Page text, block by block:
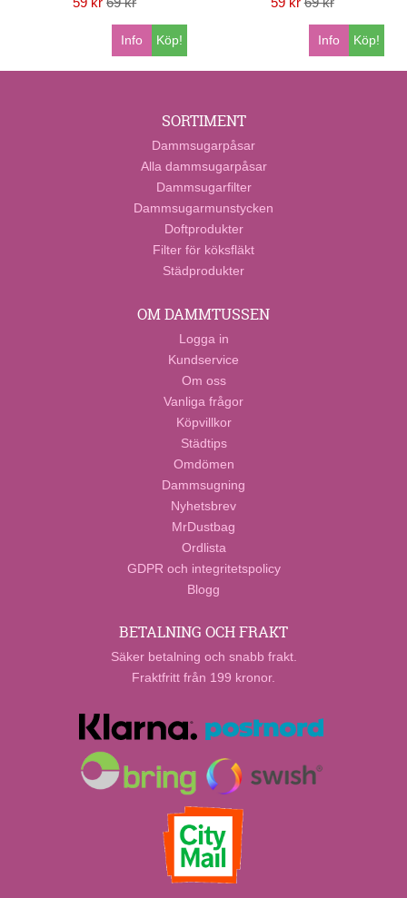
Köp!
Info Köp!
Info
SORTIMENT
Dammsugarpåsar
Alla dammsugarpåsar
Dammsugarfilter
Dammsugarmunstycken
Doftprodukter
Filter för köksfläkt
Städprodukter
OM DAMMTUSSEN
Logga in
Kundservice
Om oss
Vanliga frågor
Köpvillkor
Städtips
Omdömen
Dammsugning
Nyhetsbrev
MrDustbag
Ordlista
GDPR och integritetspolicy
Blogg
BETALNING OCH FRAKT
Säker betalning och snabb frakt.
Fraktfritt från 199 kronor.